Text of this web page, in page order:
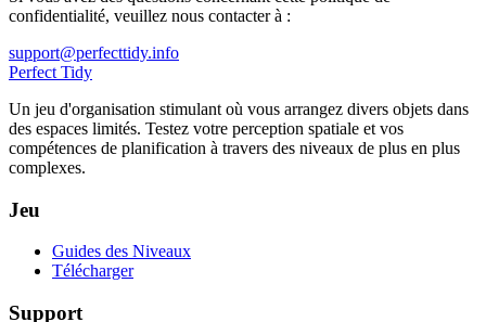
confidentialité, veuillez nous contacter à :
support@perfecttidy.info
Perfect Tidy
Un jeu d'organisation stimulant où vous arrangez divers objets dans
des espaces limités. Testez votre perception spatiale et vos
compétences de planification à travers des niveaux de plus en plus
complexes.
Jeu
Guides des Niveaux
Télécharger
Support